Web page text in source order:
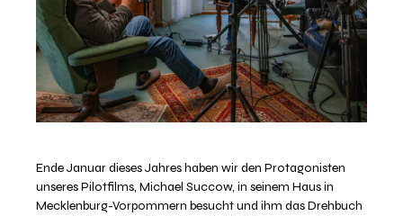
Ende Januar dieses Jahres haben wir den Protagonisten
unseres Pilotfilms, Michael Succow, in seinem Haus in
Mecklenburg-Vorpommern besucht und ihm das Drehbuch